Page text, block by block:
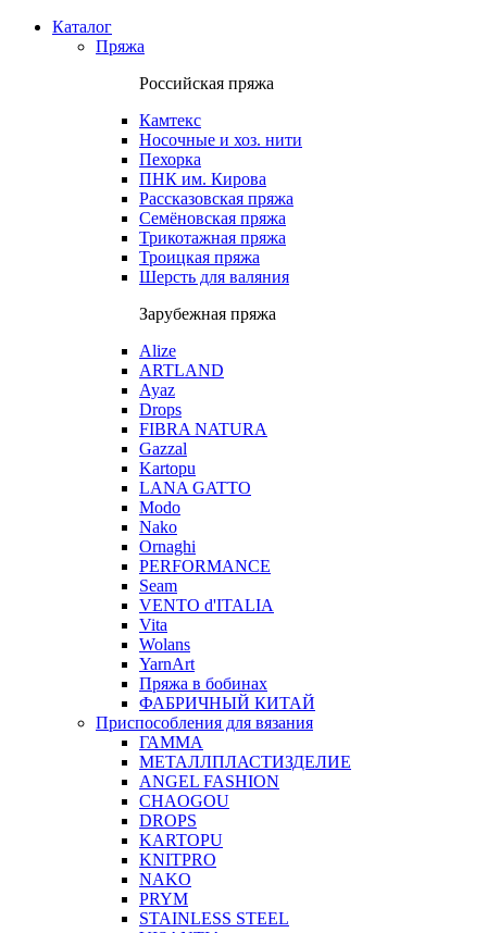
Каталог
Пряжа
Российская пряжа
Камтекс
Носочные и хоз. нити
Пехорка
ПНК им. Кирова
Рассказовская пряжа
Семёновская пряжа
Трикотажная пряжа
Троицкая пряжа
Шерсть для валяния
Зарубежная пряжа
Alize
ARTLAND
Ayaz
Drops
FIBRA NATURA
Gazzal
Kartopu
LANA GATTO
Modo
Nako
Ornaghi
PERFORMANCE
Seam
VENTO d'ITALIA
Vita
Wolans
YarnArt
Пряжа в бобинах
ФАБРИЧНЫЙ КИТАЙ
Приспособления для вязания
ГАММА
МЕТАЛЛПЛАСТИЗДЕЛИЕ
ANGEL FASHION
CHAOGOU
DROPS
KARTOPU
KNITPRO
NAKO
PRYM
STAINLESS STEEL